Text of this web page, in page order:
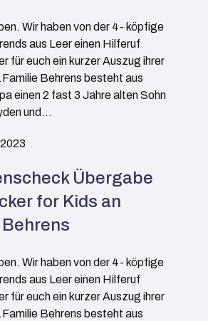
Wir haben von der 4- köpfige
aus Leer einen Hilferuf
für euch ein kurzer Auszug ihrer
Behrens besteht aus
einen 2 fast 3 Jahre alten Sohn
und…
Übergabe
for Kids an
Wir haben von der 4- köpfige
aus Leer einen Hilferuf
für euch ein kurzer Auszug ihrer
Behrens besteht aus